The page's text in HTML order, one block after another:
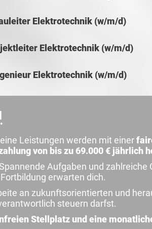
Elektrotechnik (w/m/d)
Elektrotechnik (w/m/d)
Elektrotechnik (w/m/d)
Leistungen werden mit einer
von bis zu 69.000 € jährlich
Aufgaben und zahlreiche
erwarten dich.
an zukunftsorientierten und
steuern darfst.
Stellplatz und eine